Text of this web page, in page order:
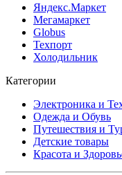
Яндекс.Маркет
Мегамаркет
Globus
Техпорт
Холодильник
Категории
Электроника и
Одежда и Обувь
Путешествия и
Детские товары
Красота и